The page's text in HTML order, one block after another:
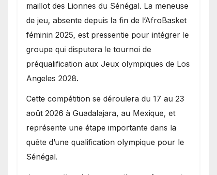
maillot des Lionnes du Sénégal. La meneuse
de jeu, absente depuis la fin de l’AfroBasket
féminin 2025, est pressentie pour intégrer le
groupe qui disputera le tournoi de
préqualification aux Jeux olympiques de Los
Angeles 2028.
Cette compétition se déroulera du 17 au 23
août 2026 à Guadalajara, au Mexique, et
représente une étape importante dans la
quête d’une qualification olympique pour le
Sénégal.